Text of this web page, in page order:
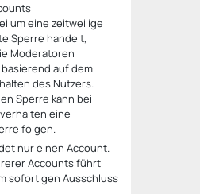
um eine zeitweilige
Sperre handelt,
Moderatoren
auf dem
des Nutzers.
Sperre kann bei
eine
folgen.
nureinen Account.
Accounts führt
sofortigen Ausschluss